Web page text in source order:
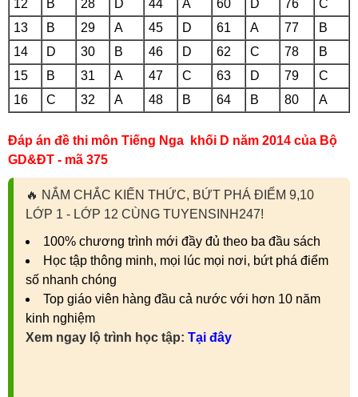
12
B 28 D 44 A 60 D 76
C
13
B 29 A 45 D 61 A 77
B
14
D 30 B 46 D 62 C 78
B
15
B 31 A 47 C 63 D 79
C
16
C 32 A 48 B 64 B 80 A
Đáp án đề thi môn Tiếng Nga khối D năm 2014 của Bộ
GD&ĐT - mã 375
🔥 NẮM CHẮC KIẾN THỨC, BỨT PHÁ ĐIỂM 9,10
LỚP 1 - LỚP 12 CÙNG TUYENSINH247!
100% chương trình mới đầy đủ theo ba đầu sách
Học tập thông minh, mọi lúc mọi nơi, bứt phá điểm
số nhanh chóng
Top giáo viên hàng đầu cả nước với hơn 10 năm
kinh nghiệm
Xem ngay lộ trình học tập: Tại đây